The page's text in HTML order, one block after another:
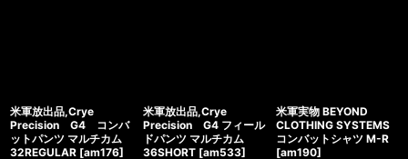
米軍放出品,Crye
Precision G4 コンバ
ットパンツ マルチカム
32REGULAR [am176]
米軍放出品,Crye
Precision G4 フィール
ドパンツ マルチカム
36SHORT [am533]
米軍実物 BEYOND
CLOTHING SYSTEMS
コンバットシャツ M-R
[am190]